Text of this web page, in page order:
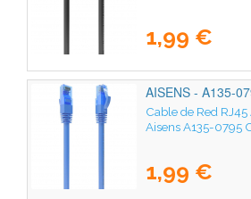
1,99 €
AISENS - A135-
Cable de Red
Aisens A135-
1,99 €